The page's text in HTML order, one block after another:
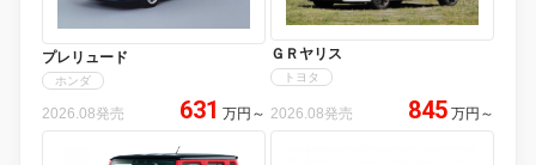
プレリュード
ホンダ
2026.08発売 631 万円 ～
ＧＲヤリス
トヨタ
2026.08発売 845 万円 ～